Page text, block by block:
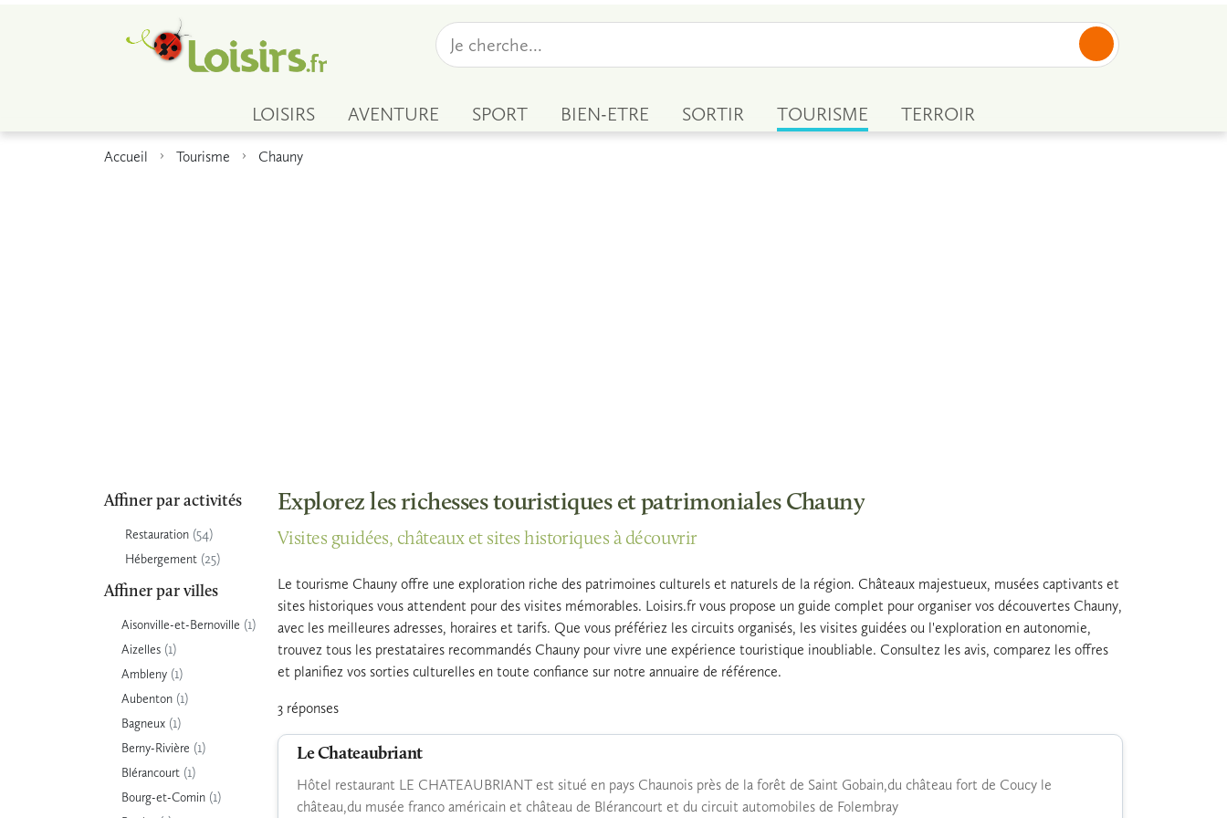
LOISIRS AVENTURE SPORT BIEN-ETRE SORTIR TOURISME TERROIR
Accueil Tourisme Chauny
Affiner par activités
Restauration (54)
Hébergement (25)
Affiner par villes
Aisonville-et-Bernoville (1)
Aizelles (1)
Ambleny (1)
Aubenton (1)
Bagneux (1)
Berny-Rivière (1)
Blérancourt (1)
Bourg-et-Comin (1)
Explorez les richesses touristiques et patrimoniales Chauny
Visites guidées, châteaux et sites historiques à découvrir
Le tourisme Chauny offre une exploration riche des patrimoines culturels et naturels de la région. Châteaux majestueux, musées captivants et
sites historiques vous attendent pour des visites mémorables. Loisirs.fr vous propose un guide complet pour organiser vos découvertes Chauny,
avec les meilleures adresses, horaires et tarifs. Que vous préfériez les circuits organisés, les visites guidées ou l'exploration en autonomie,
trouvez tous les prestataires recommandés Chauny pour vivre une expérience touristique inoubliable. Consultez les avis, comparez les offres
et planifiez vos sorties culturelles en toute confiance sur notre annuaire de référence.
3 réponses
Le Chateaubriant
Hôtel restaurant LE CHATEAUBRIANT est situé en pays Chaunois près de la forêt de Saint Gobain,du château fort de Coucy le
château,du musée franco américain et château de Blérancourt et du circuit automobiles de Folembray